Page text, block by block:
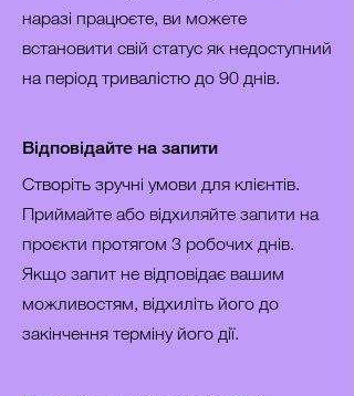
наразі працюєте, ви можете
встановити свій статус як недоступний
на період тривалістю до 90 днів.
Відповідайте на запити
Створіть зручні умови для клієнтів.
Приймайте або відхиляйте запити на
проєкти протягом 3 робочих днів.
Якщо запит не відповідає вашим
можливостям, відхиліть його до
закінчення терміну його дії.